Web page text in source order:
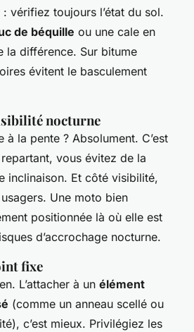
: vérifiez toujours l’état du sol.
de béquille ou une cale en
la différence. Sur bitume
évitent le basculement
nocturne
à la pente ? Absolument. C’est
vous évitez de la
inclinaison. Et côté visibilité,
Une moto bien
positionnée là où elle est
d’accrochage nocturne.
fixe
L’attacher à un élément
(comme un anneau scellé ou
c’est mieux. Privilégiez les